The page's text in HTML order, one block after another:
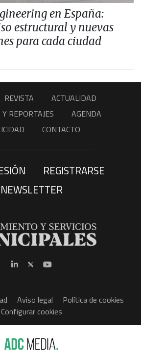
en España:
estructural y nuevas
para cada ciudad
REVISTA
ACTUALIDAD
REPORTAJES
AGENDA
CONTACTO
REGISTRARSE
NEWSLETTER
Aviso legal
Política de cookies
Configurar cookies